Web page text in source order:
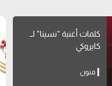
كلمات أغنية "نسينا" لــ
كايروكي
فنون